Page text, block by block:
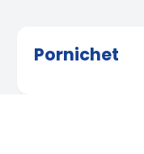
Pornichet